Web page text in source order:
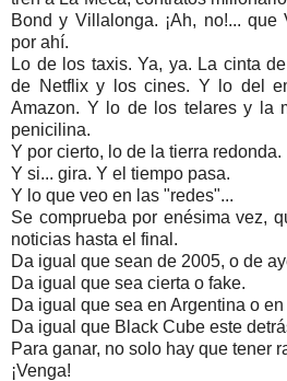
Bond y Villalonga. ¡Ah, no!...
por ahí.
Lo de los taxis. Ya, ya. La cinta
de Netflix y los cines. Y lo del
Amazon. Y lo de los telares y la
penicilina.
Y por cierto, lo de la tierra redonda.
Y si... gira. Y el tiempo pasa.
Y lo que veo en las "redes"...
Se comprueba por enésima vez,
noticias hasta el final.
Da igual que sean de 2005, o de
Da igual que sea cierta o fake.
Da igual que sea en Argentina o
Da igual que Black Cube este
Para ganar, no solo hay que tener
¡Venga!